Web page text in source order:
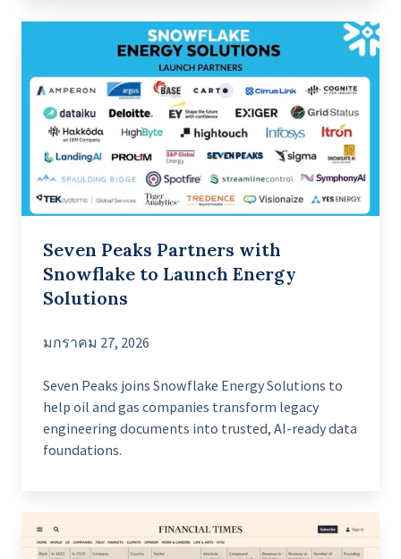
Partners
with
Snowflake
Launch
Energy
Seven Peaks Partners with
Snowflake to Launch Energy
Solutions
มกราคม 27, 2026
Seven Peaks joins Snowflake Energy Solutions to
help oil and gas companies transform legacy
engineering documents into trusted, AI-ready data
foundations.
Seven
Peaks